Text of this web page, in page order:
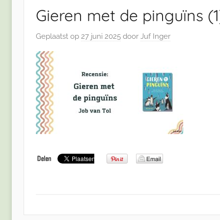
Gieren met de pinguïns
Geplaatst op 27 juni 2025 door Juf Inger